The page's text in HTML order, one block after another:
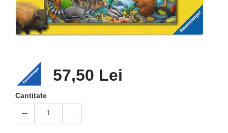
57,50 Lei
Cantitate
1